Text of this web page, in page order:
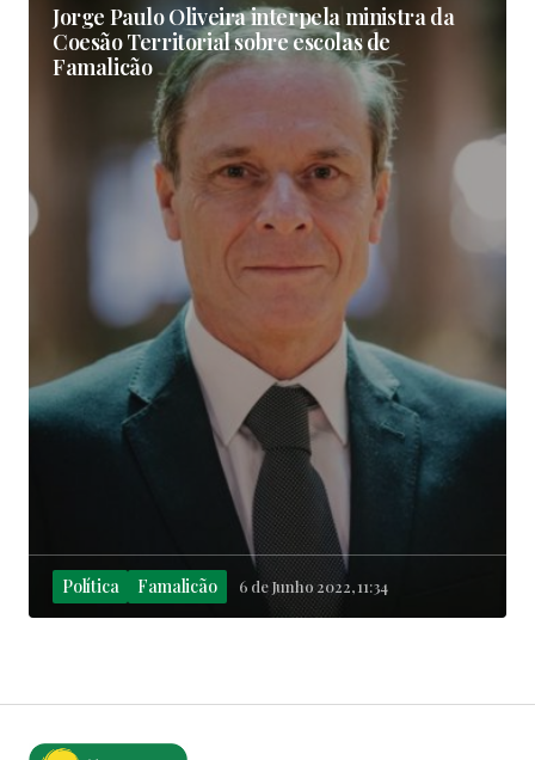
Jorge Paulo Oliveira interpela ministra da
Coesão Territorial sobre escolas de
Famalicão
Política Famalicão 6 de Junho 2022, 11:34